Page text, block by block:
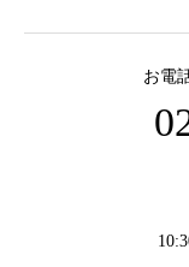
お電